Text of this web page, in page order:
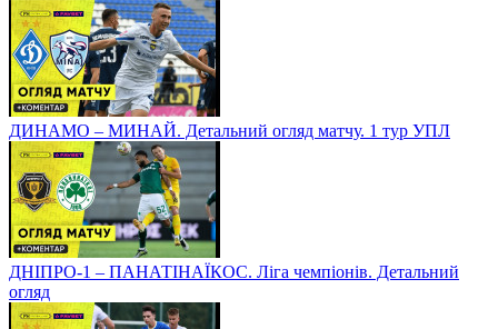
ДИНАМО – МИНАЙ. Детальний огляд матчу. 1 тур УПЛ
ДНІПРО-1 – ПАНАТІНАЇКОС. Ліга чемпіонів. Детальний
огляд